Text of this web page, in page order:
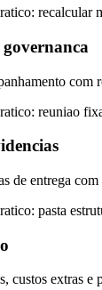
recalcular
governanca
com
reuniao
de entrega
pasta
custos extras